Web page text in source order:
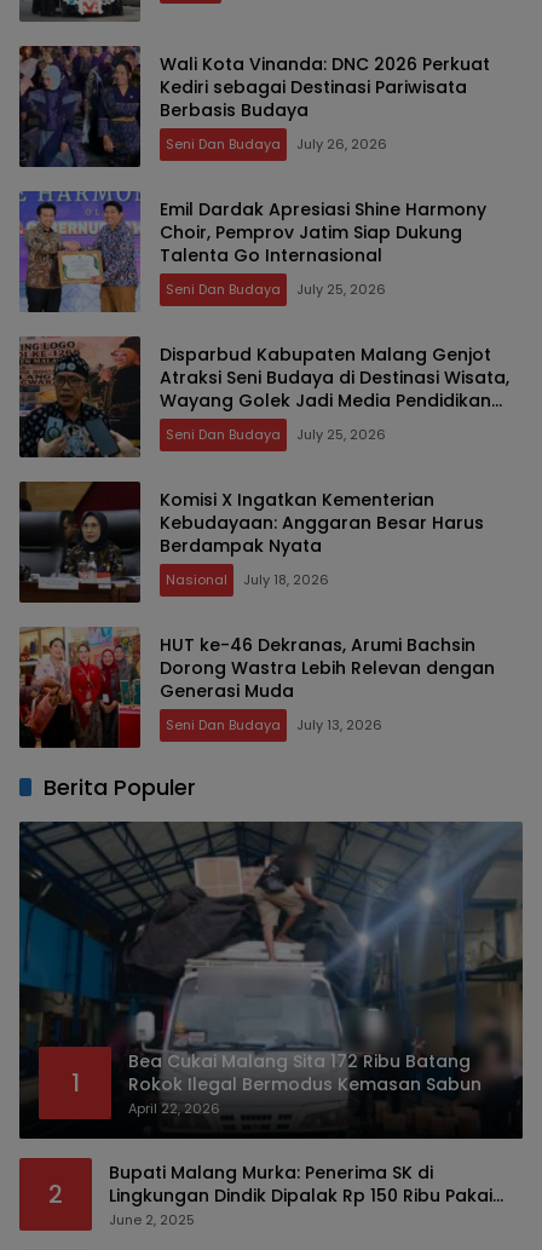
Wali Kota Vinanda: DNC 2026 Perkuat
Kediri sebagai Destinasi Pariwisata
Berbasis Budaya
Seni Dan Budaya July 26, 2026
Emil Dardak Apresiasi Shine Harmony
Choir, Pemprov Jatim Siap Dukung
Talenta Go Internasional
Seni Dan Budaya July 25, 2026
Disparbud Kabupaten Malang Genjot
Atraksi Seni Budaya di Destinasi Wisata,
Wayang Golek Jadi Media Pendidikan
Karakter dan Dongkrak PAD
Seni Dan Budaya July 25, 2026
Komisi X Ingatkan Kementerian
Kebudayaan: Anggaran Besar Harus
Berdampak Nyata
Nasional July 18, 2026
HUT ke-46 Dekranas, Arumi Bachsin
Dorong Wastra Lebih Relevan dengan
Generasi Muda
Seni Dan Budaya July 13, 2026
Berita Populer
1
Bea Cukai Malang Sita 172 Ribu Batang
Rokok Ilegal Bermodus Kemasan Sabun
April 22, 2026
2
Bupati Malang Murka: Penerima SK di
Lingkungan Dindik Dipalak Rp 150 Ribu Pakai
Modus Tumpengan, KPK Turut Pantau
June 2, 2025